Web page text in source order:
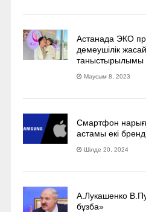
Астанада ЭКО
демеушілік
таныстырылымы
Маусым 8, 2023
Смартфон
астамы екі
Шілде 20, 2024
А.Лукашенко
бұзба»